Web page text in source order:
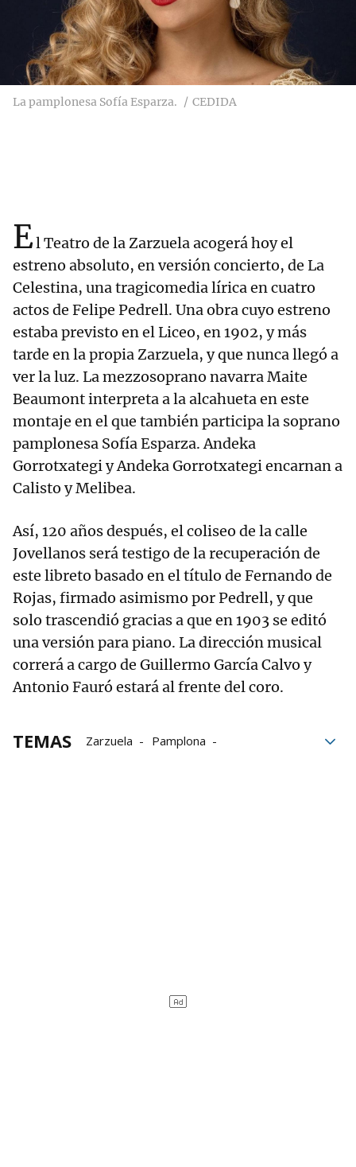
La pamplonesa Sofía Esparza. CEDIDA
El Teatro de la Zarzuela acogerá hoy el
estreno absoluto, en versión concierto, de La
Celestina, una tragicomedia lírica en cuatro
actos de Felipe Pedrell. Una obra cuyo estreno
estaba previsto en el Liceo, en 1902, y más
tarde en la propia Zarzuela, y que nunca llegó a
ver la luz. La mezzosoprano navarra Maite
Beaumont interpreta a la alcahueta en este
montaje en el que también participa la soprano
pamplonesa Sofía Esparza. Andeka
Gorrotxategi y Andeka Gorrotxategi encarnan a
Calisto y Melibea.
Así, 120 años después, el coliseo de la calle
Jovellanos será testigo de la recuperación de
este libreto basado en el título de Fernando de
Rojas, firmado asimismo por Pedrell, y que
solo trascendió gracias a que en 1903 se editó
una versión para piano. La dirección musical
correrá a cargo de Guillermo García Calvo y
Antonio Fauró estará al frente del coro.
TEMAS Zarzuela
Pamplona